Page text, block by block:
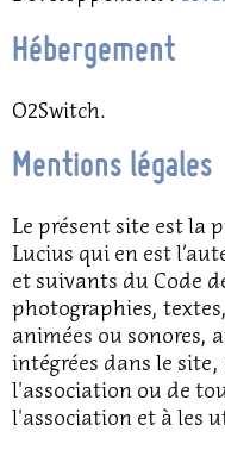
Hébergement
O2Switch.
Mentions légales
Le présent site est la
Lucius qui en est
et suivants du Code
photographies,
animées ou sonores,
intégrées dans le
l'association ou de
l'association et à les